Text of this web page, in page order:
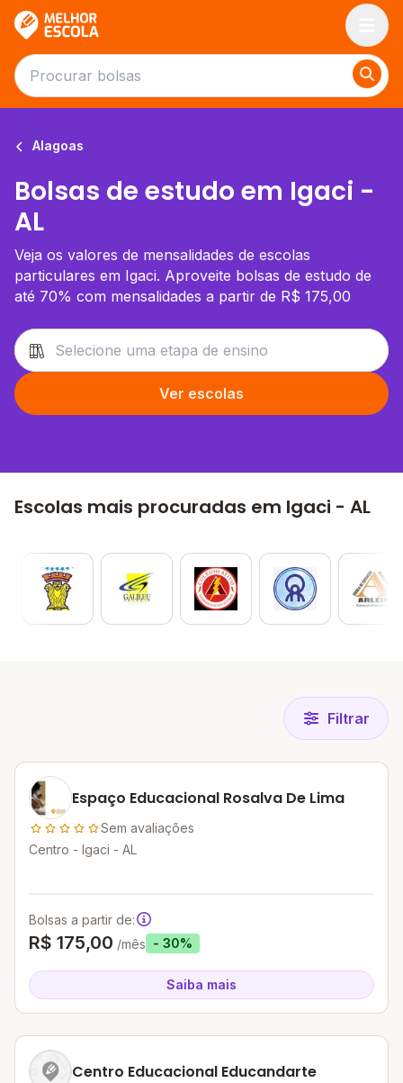
Alagoas
Bolsas de estudo em Igaci -
AL
Veja os valores de mensalidades de escolas
particulares em Igaci. Aproveite bolsas de estudo de
até 70% com mensalidades a partir de R$ 175,00
Ver escolas
Escolas mais procuradas em Igaci - AL
Filtrar
Espaço Educacional Rosalva De Lima
Sem avaliações
Centro - Igaci - AL
Bolsas a partir de:
R$ 175,00 /mês - 30%
Saiba mais
Centro Educacional Educandarte